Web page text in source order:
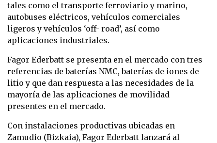
tales como el transporte ferroviario y marino,
autobuses eléctricos, vehículos comerciales
ligeros y vehículos ‘off- road’, así como
aplicaciones industriales.
Fagor Ederbatt se presenta en el mercado con tres
referencias de baterías NMC, baterías de iones de
litio y que dan respuesta a las necesidades de la
mayoría de las aplicaciones de movilidad
presentes en el mercado.
Con instalaciones productivas ubicadas en
Zamudio (Bizkaia), Fagor Ederbatt lanzará al